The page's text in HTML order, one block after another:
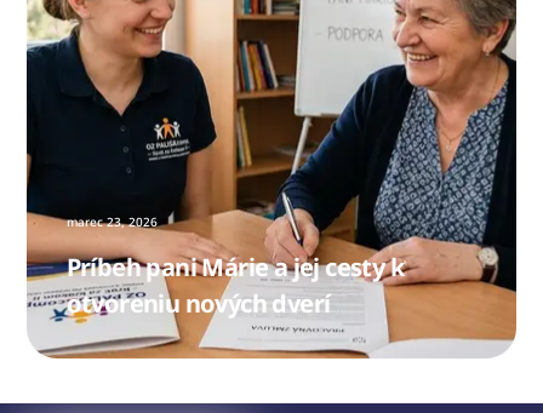
marec 23,2026
Príbeh pani Márie a jej cesty k
otvoreniu nových dverí